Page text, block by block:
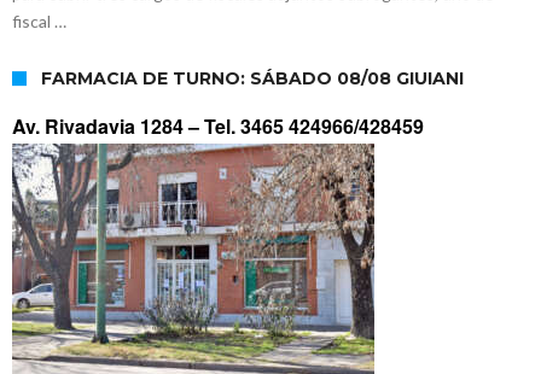
fiscal …
FARMACIA DE TURNO: SÁBADO 08/08 GIUIANI
Av. Rivadavia 1284 –Tel. 3465 424966/428459